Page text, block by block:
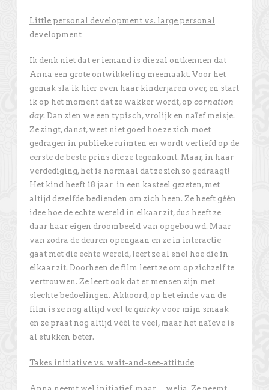
Little personal development vs. large personal
development
Ik denk niet dat er iemand is die zal ontkennen dat
Anna een grote ontwikkeling meemaakt. Voor het
gemak sla ik hier even haar kinderjaren over, en start
ik op het moment dat ze wakker wordt, op cornation
day. Dan zien we een typisch, vrolijk en naïef meisje.
Ze zingt, danst, weet niet goed hoe ze zich moet
gedragen in publieke ruimten en wordt verliefd op de
eerste de beste prins die ze tegenkomt. Maar, in haar
verdediging, het is normaal dat ze zich zo gedraagt!
Het kind heeft 18 jaar in een kasteel gezeten, met
altijd dezelfde bedienden om zich heen. Ze heeft géén
idee hoe de echte wereld in elkaar zit, dus heeft ze
daar haar eigen droombeeld van opgebouwd. Maar
van zodra de deuren opengaan en ze in interactie
gaat met die echte wereld, leert ze al snel hoe die in
elkaar zit. Doorheen de film leert ze om op zichzelf te
vertrouwen. Ze leert ook dat er mensen zijn met
slechte bedoelingen. Akkoord, op het einde van de
film is ze nog altijd veel te quirkyvoor mijn smaak
en ze praat nog altijd véél te veel, maar het naïeve is
al stukken beter.
Takes initiative vs. wait-and-see-attitude